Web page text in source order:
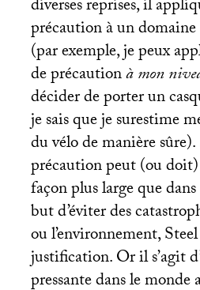
diverses reprises, il
précaution à un
(par exemple, je peux
de précautionà mon
décider de porter un
je sais que je surestime
du vélo de manière
précaution peut (ou doit)
façon plus large que
but d’éviter des
ou l’environnement,
justification. Or il s’agit
pressante dans le monde